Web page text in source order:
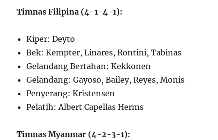
Timnas Filipina (4-1-4-1):
Kiper: Deyto
Bek: Kempter, Linares, Rontini, Tabinas
Gelandang Bertahan: Kekkonen
Gelandang: Gayoso, Bailey, Reyes, Monis
Penyerang: Kristensen
Pelatih: Albert Capellas Herms
Timnas Myanmar (4-2-3-1):